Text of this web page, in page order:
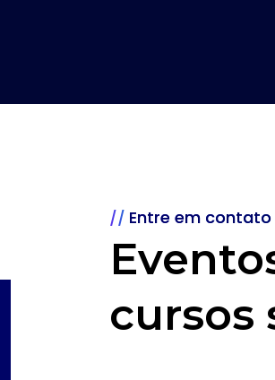
Entre em contato
cursos